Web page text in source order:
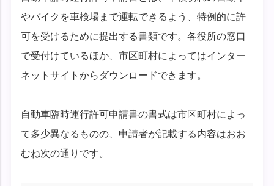
やバイクを車検場まで運転できるよう、特例的に許
可を受けるために提出する書類です。各役所の窓口
で受付けているほか、市区町村によってはインター
ネットサイトからダウンロードできます。
自動車臨時運行許可申請書の書式は市区町村によっ
て多少異なるものの、申請者が記載する内容はおお
むね次の通りです。